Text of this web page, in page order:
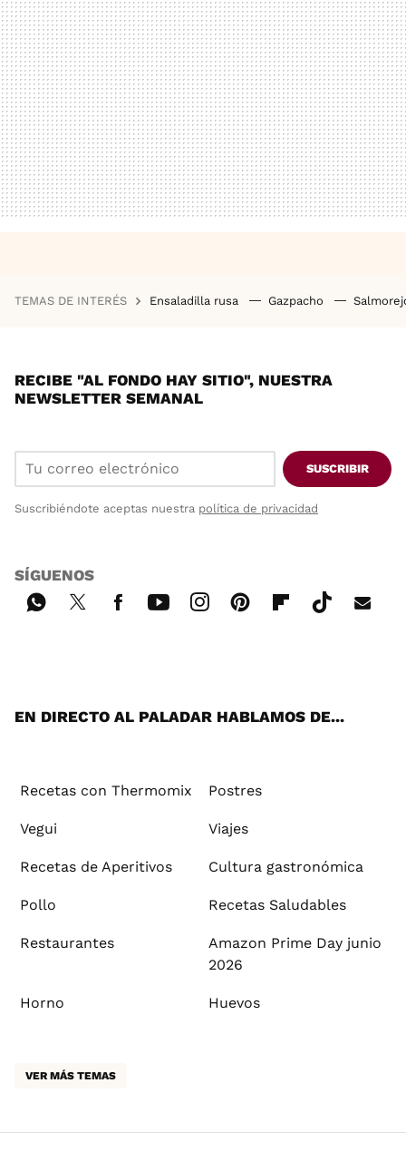
TEMAS DE INTERÉS Ensaladilla rusa Gazpacho
RECIBE "AL FONDO HAY SITIO", NUESTRA
NEWSLETTER SEMANAL
SUSCRIBIR
Suscribiéndote aceptas nuestra política de privacidad
SÍGUENOS
EN DIRECTO AL PALADAR HABLAMOS DE...
Recetas con Thermomix Postres
Vegui Viajes
Recetas de Aperitivos Cultura gastronómica
Pollo Recetas Saludables
Restaurantes
Amazon Prime Day junio
2026
Horno Huevos
VER MÁS TEMAS